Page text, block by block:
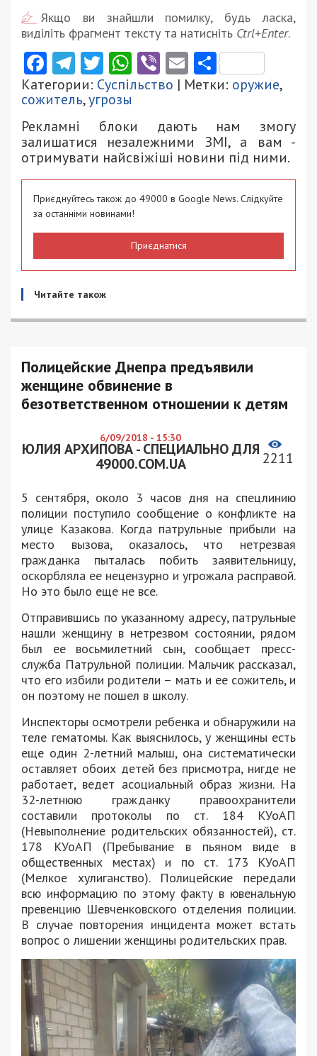
Якщо ви знайшли помилку, будь ласка,
виділіть фрагмент тексту та натисніть Ctrl+Enter.
Facebook
Telegram
Twitter
WhatsApp
ViberEmail
Категории: Суспільство | Метки: оружие,
сожитель,угрозы
Рекламні блоки дають нам змогу
залишатися незалежними ЗМІ, а вам -
отримувати найсвіжіші новини під ними.
Приєднуйтесь також до 49000 в Google News. Слідкуйте
за останніми новинами!
Приєднатися
Читайте також
Полицейские Днепра предъявили
женщине обвинение в
безответственном отношении к детям
6/09/2018 - 15:30
ЮЛИЯ АРХИПОВА - СПЕЦИАЛЬНО ДЛЯ
49000.COM.UA
2211
5 сентября, около 3 часов дня на спецлинию
полиции поступило сообщение о конфликте на
улице Казакова. Когда патрульные прибыли на
место вызова, оказалось, что нетрезвая
гражданка пыталась побить заявительницу,
оскорбляла ее нецензурно и угрожала расправой.
Но это было еще не все.
Отправившись по указанному адресу, патрульные
нашли женщину в нетрезвом состоянии, рядом
был ее восьмилетний сын, сообщает пресс-
служба Патрульной полиции. Мальчик рассказал,
что его избили родители – мать и ее сожитель, и
он поэтому не пошел в школу.
Инспекторы осмотрели ребенка и обнаружили на
теле гематомы. Как выяснилось, у женщины есть
еще один 2-летний малыш, она систематически
оставляет обоих детей без присмотра, нигде не
работает, ведет асоциальный образ жизни. На
32-летнюю гражданку правоохранители
составили протоколы по ст. 184 КУоАП
(Невыполнение родительских обязанностей), ст.
178 КУоАП (Пребывание в пьяном виде в
общественных местах) и по ст. 173 КУоАП
(Мелкое хулиганство). Полицейские передали
всю информацию по этому факту в ювенальную
превенцию Шевченковского отделения полиции.
В случае повторения инцидента может встать
вопрос о лишении женщины родительских прав.